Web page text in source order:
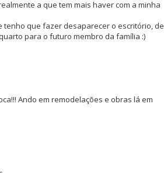
a que tem mais haver com a minha
tenho que fazer desaparecer o escritório, de
para o futuro membro da família :)
Ando em remodelações e obras lá em